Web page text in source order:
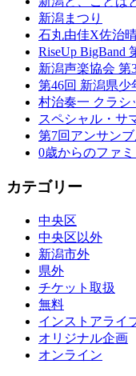
新潟まつり
石丸由佳X佐治
RiseUp BigBand
新潟声楽協会 第
第46回 新潟県
村治奏一 クラシ
スペシャル・サ
第7回アンサン
0歳からのファ
カテゴリー
中央区
中央区以外
新潟市外
県外
チケット取扱
無料
インストアライ
オリジナル企画
オンライン